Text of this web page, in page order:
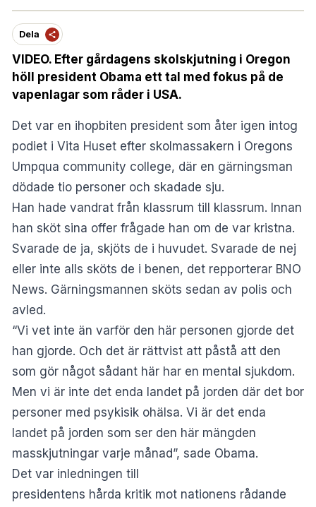
Dela
VIDEO. Efter gårdagens skolskjutning i Oregon
höll president Obama ett tal med fokus på de
vapenlagar som råder i USA.
Det var en ihopbiten president som åter igen intog
podiet i Vita Huset efter skolmassakern i Oregons
Umpqua community college, där en gärningsman
dödade tio personer och skadade sju.
Han hade vandrat från klassrum till klassrum. Innan
han sköt sina offer frågade han om de var kristna.
Svarade de ja, skjöts de i huvudet. Svarade de nej
eller inte alls sköts de i benen, det repporterar BNO
News. Gärningsmannen sköts sedan av polis och
avled.
“Vi vet inte än varför den här personen gjorde det
han gjorde. Och det är rättvist att påstå att den
som gör något sådant här har en mental sjukdom.
Men vi är inte det enda landet på jorden där det bor
personer med psykisik ohälsa. Vi är det enda
landet på jorden som ser den här mängden
masskjutningar varje månad”, sade Obama.
Det var inledningen till
presidentens hårda kritik mot nationens rådande